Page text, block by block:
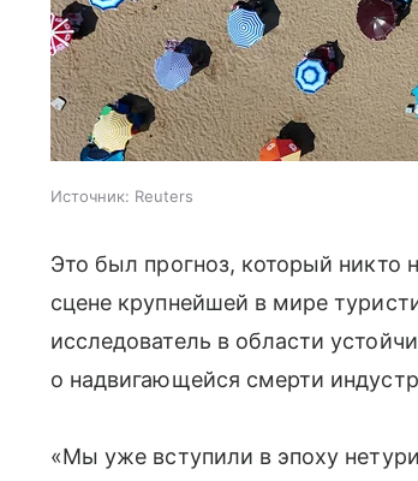
Источник: Reuters
Это был прогноз, который никто
сцене крупнейшей в мире
исследователь в области
о надвигающейся смерти
«Мы уже вступили в эпоху